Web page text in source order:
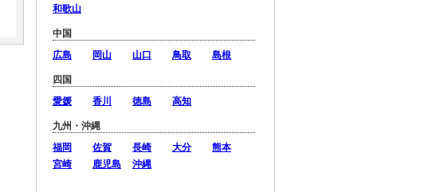
和歌山
中国
広島
岡山 山口 鳥取 島根
四国
愛媛
香川 徳島 高知
九州・沖縄
福岡
佐賀 長崎 大分
熊本
宮崎
鹿児島 沖縄